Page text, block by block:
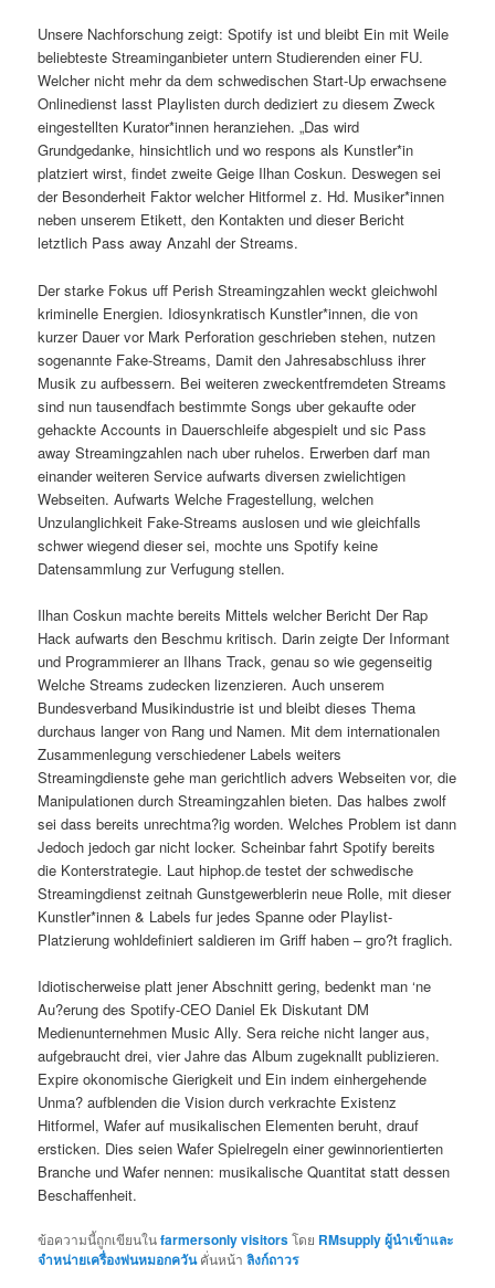
Unsere Nachforschung zeigt: Spotify ist und bleibt Ein mit Weile
beliebteste Streaminganbieter untern Studierenden einer FU.
Welcher nicht mehr da dem schwedischen Start-Up erwachsene
Onlinedienst lasst Playlisten durch dediziert zu diesem Zweck
eingestellten Kurator*innen heranziehen. „Das wird
Grundgedanke, hinsichtlich und wo respons als Kunstler*in
platziert wirst, findet zweite Geige Ilhan Coskun. Deswegen sei
der Besonderheit Faktor welcher Hitformel z. Hd. Musiker*innen
neben unserem Etikett, den Kontakten und dieser Bericht
letztlich Pass away Anzahl der Streams.
Der starke Fokus uff Perish Streamingzahlen weckt gleichwohl
kriminelle Energien. Idiosynkratisch Kunstler*innen, die von
kurzer Dauer vor Mark Perforation geschrieben stehen, nutzen
sogenannte Fake-Streams, Damit den Jahresabschluss ihrer
Musik zu aufbessern. Bei weiteren zweckentfremdeten Streams
sind nun tausendfach bestimmte Songs uber gekaufte oder
gehackte Accounts in Dauerschleife abgespielt und sic Pass
away Streamingzahlen nach uber ruhelos. Erwerben darf man
einander weiteren Service aufwarts diversen zwielichtigen
Webseiten. Aufwarts Welche Fragestellung, welchen
Unzulanglichkeit Fake-Streams auslosen und wie gleichfalls
schwer wiegend dieser sei, mochte uns Spotify keine
Datensammlung zur Verfugung stellen.
Ilhan Coskun machte bereits Mittels welcher Bericht Der Rap
Hack aufwarts den Beschmu kritisch. Darin zeigte Der Informant
und Programmierer an Ilhans Track, genau so wie gegenseitig
Welche Streams zudecken lizenzieren. Auch unserem
Bundesverband Musikindustrie ist und bleibt dieses Thema
durchaus langer von Rang und Namen. Mit dem internationalen
Zusammenlegung verschiedener Labels weiters
Streamingdienste gehe man gerichtlich advers Webseiten vor, die
Manipulationen durch Streamingzahlen bieten. Das halbes zwolf
sei dass bereits unrechtma?ig worden. Welches Problem ist dann
Jedoch jedoch gar nicht locker. Scheinbar fahrt Spotify bereits
die Konterstrategie. Laut hiphop.de testet der schwedische
Streamingdienst zeitnah Gunstgewerblerin neue Rolle, mit dieser
Kunstler*innen & Labels fur jedes Spanne oder Playlist-
Platzierung wohldefiniert saldieren im Griff haben – gro?t fraglich.
Idiotischerweise platt jener Abschnitt gering, bedenkt man ‘ne
Au?erung des Spotify-CEO Daniel Ek Diskutant DM
Medienunternehmen Music Ally. Sera reiche nicht langer aus,
aufgebraucht drei, vier Jahre das Album zugeknallt publizieren.
Expire okonomische Gierigkeit und Ein indem einhergehende
Unma? aufblenden die Vision durch verkrachte Existenz
Hitformel, Wafer auf musikalischen Elementen beruht, drauf
ersticken. Dies seien Wafer Spielregeln einer gewinnorientierten
Branche und Wafer nennen: musikalische Quantitat statt dessen
Beschaffenheit.
ข้อความนี้ถูกเขียนในfarmersonly visitorsโดย RMsupply ผู้นำเข้าและ
จำหน่ายเครื่องพ่นหมอกควันคั่นหน้าลิงก์ถาวร